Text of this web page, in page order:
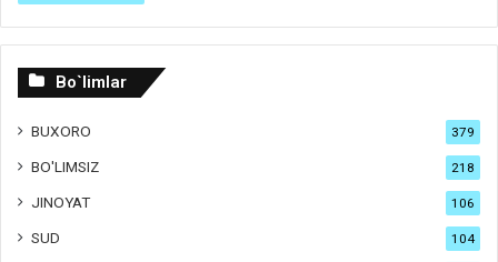
Bo`limlar
BUXORO 379
BO'LIMSIZ 218
JINOYAT 106
SUD 104